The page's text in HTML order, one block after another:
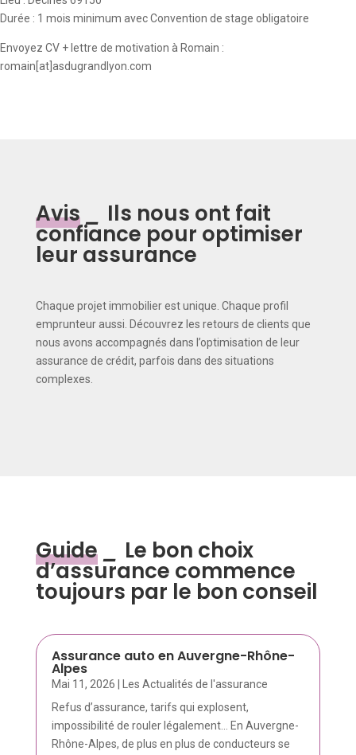
Durée : 1 mois minimum avec Convention de stage obligatoire
Envoyez CV + lettre de motivation à Romain :
romain[at]asdugrandlyon.com
Avis _ Ils nous ont fait
confiance pour optimiser
leur assurance
Chaque projet immobilier est unique. Chaque profil
emprunteur aussi. Découvrez les retours de clients que
nous avons accompagnés dans l’optimisation de leur
assurance de crédit, parfois dans des situations
complexes.
Guide _ Le bon choix
d’assurance commence
toujours par le bon conseil
Assurance auto en Auvergne-Rhône-
Alpes
Mai 11, 2026
Les Actualités de l'assurance
Refus d’assurance, tarifs qui explosent,
impossibilité de rouler légalement… En Auvergne-
Rhône-Alpes, de plus en plus de conducteurs se